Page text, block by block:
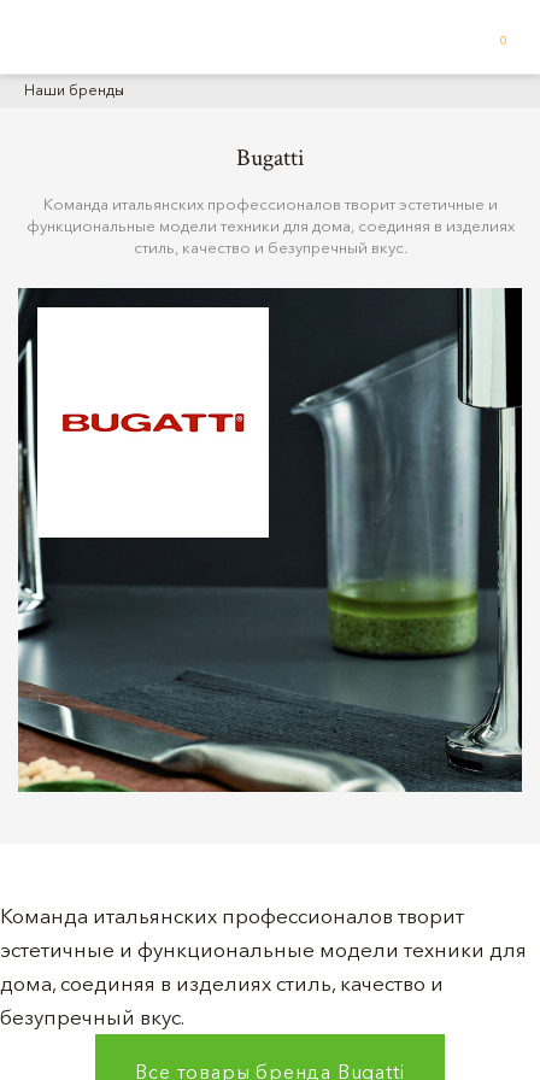
0
Наши бренды
Bugatti
Команда итальянских профессионалов творит эстетичные и
функциональные модели техники для дома, соединяя в изделиях
стиль, качество и безупречный вкус.
Команда итальянских профессионалов творит
эстетичные и функциональные модели техники для
дома, соединяя в изделиях стиль, качество и
безупречный вкус.
Все товары бренда Bugatti